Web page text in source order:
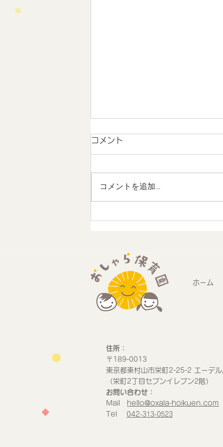
地域連携 未来のストリート
加しました
コメント
コメントを追加…
ホーム
​住所：
​〒189-0013
東京都東村山市栄町2-25-2 エーデ
​（栄町2丁目セブンイレブン2階）
​お問い合わせ：
Mail
hello@oxala-hoikuen.com
Tel 042-313-0523